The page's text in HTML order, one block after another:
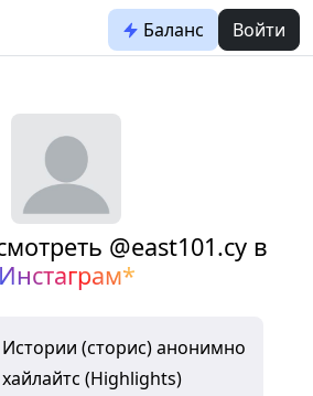
Баланс Войти
@east101.cy в
Инстаграм*
(сторис) анонимно
(Highlights)